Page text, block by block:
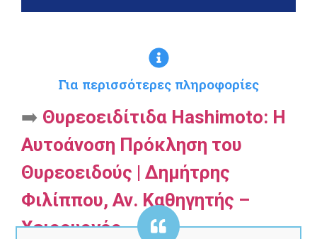
Για περισσότερες πληροφορίες
➡️ Θυρεοειδίτιδα Hashimoto: Η
Αυτοάνοση Πρόκληση του
Θυρεοειδούς | Δημήτρης
Φιλίππου, Αν. Καθηγητής –
Χειρουργός